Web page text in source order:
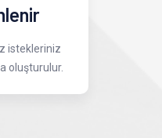
istekleriniz
oluşturulur.